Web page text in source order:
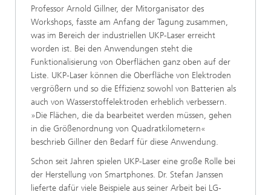
Professor Arnold Gillner, der Mitorganisator des
Workshops, fasste am Anfang der Tagung zusammen,
was im Bereich der industriellen UKP-Laser erreicht
worden ist. Bei den Anwendungen steht die
Funktionalisierung von Oberflächen ganz oben auf der
Liste. UKP-Laser können die Oberfläche von Elektroden
vergrößern und so die Effizienz sowohl von Batterien als
auch von Wasserstoffelektroden erheblich verbessern.
»Die Flächen, die da bearbeitet werden müssen, gehen
in die Größenordnung von Quadratkilometern«
beschrieb Gillner den Bedarf für diese Anwendung.
Schon seit Jahren spielen UKP-Laser eine große Rolle bei
der Herstellung von Smartphones. Dr. Stefan Janssen
lieferte dafür viele Beispiele aus seiner Arbeit bei LG-